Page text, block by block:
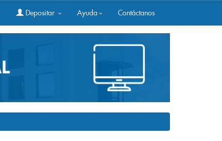
Depositar Ayuda Contáctanos